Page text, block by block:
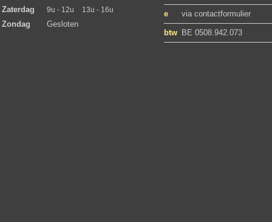
Zaterdag 9u - 12u 13u - 16u
Zondag Gesloten
e via contactformulier
btw BE 0508.942.073